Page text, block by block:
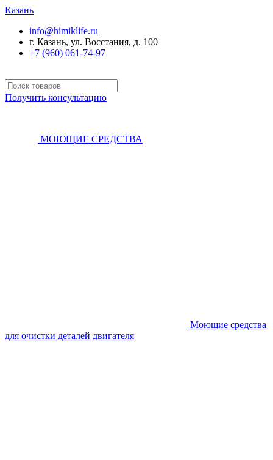
Казань
info@himiklife.ru
г. Казань, ул. Восстания, д. 100
+7 (960) 061-74-97
Получить консультацию
МОЮЩИЕ СРЕДСТВА
Моющие средства
для очистки деталей двигателя